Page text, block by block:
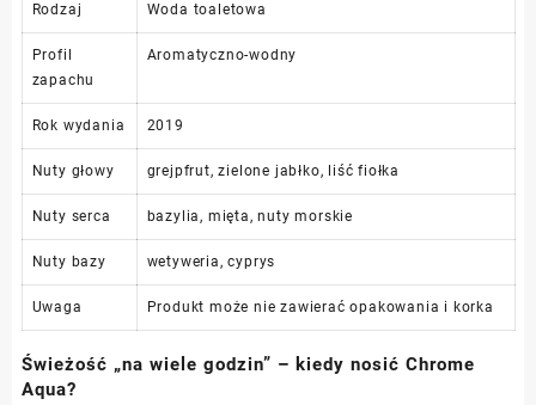
Rodzaj Woda toaletowa
Profil
zapachu
Aromatyczno-wodny
Rok wydania 2019
Nuty głowy grejpfrut, zielone jabłko, liść fiołka
Nuty serca bazylia, mięta, nuty morskie
Nuty bazy wetyweria, cyprys
Uwaga Produkt może nie zawierać opakowania i korka
Świeżość „na wiele godzin” – kiedy nosić Chrome
Aqua?